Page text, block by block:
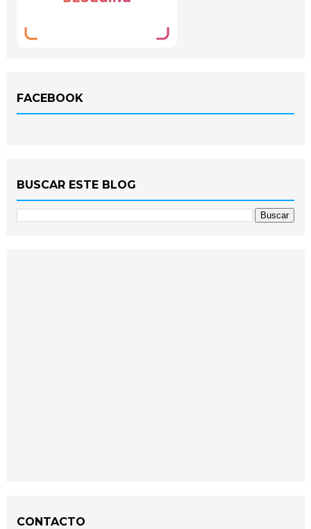
FACEBOOK
BUSCAR ESTE BLOG
CONTACTO